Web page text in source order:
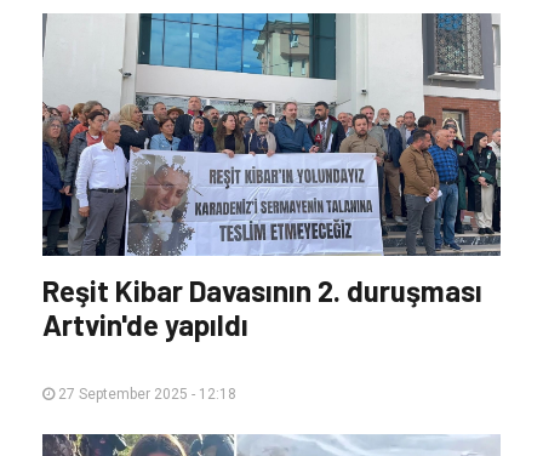
Reşit Kibar Davasının 2. duruşması
Artvin'de yapıldı
27 September 2025 - 12:18